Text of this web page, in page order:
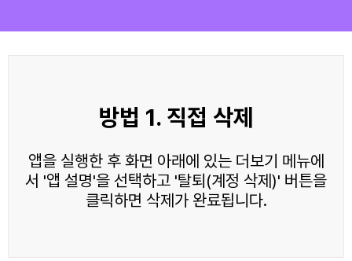
방법 1. 직접 삭제
앱을 실행한 후 화면 아래에 있는 더보기 메뉴에
서 '앱 설명'을 선택하고 '탈퇴(계정 삭제)' 버튼을
클릭하면 삭제가 완료됩니다.